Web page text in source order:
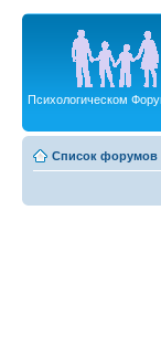
Психологическом
Список форумов